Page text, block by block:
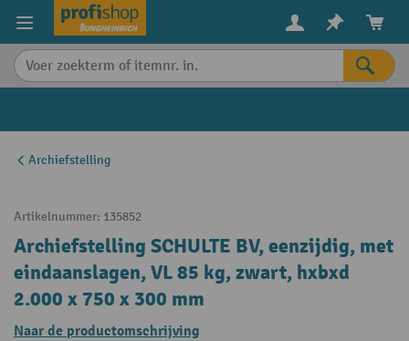
content
Archiefstelling
Artikelnummer: 135852
Archiefstelling SCHULTE BV, eenzijdig, met
eindaanslagen, VL 85 kg, zwart, hxbxd
2.000 x 750 x 300 mm
Naar de productomschrijving